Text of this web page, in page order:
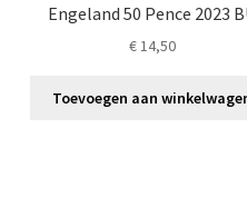
Engeland 50 Pence 2023
€14,50
Toevoegen aan